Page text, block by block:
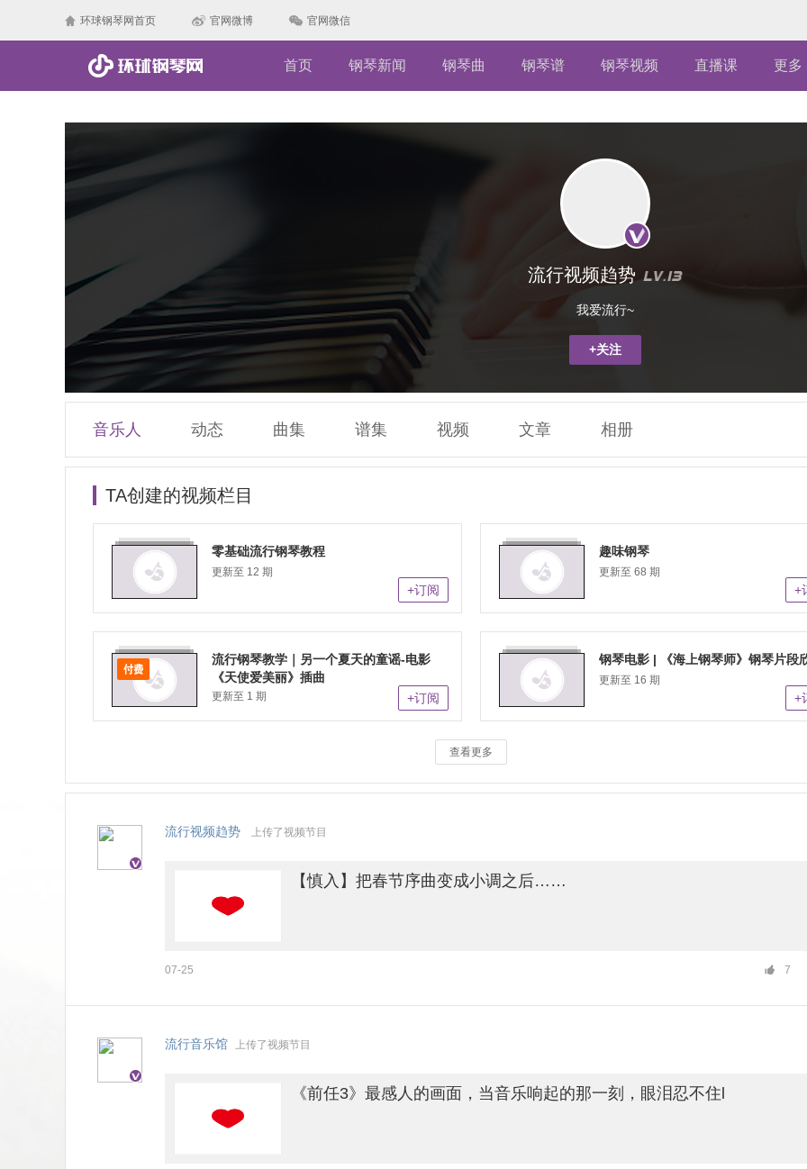
环球钢琴网首页 官网微博 官网微信
首页 钢琴新闻 钢琴曲 钢琴谱 钢琴视频 直播课 更多
流行视频趋势
我爱流行~
+关注
音乐人 动态 曲集 谱集 视频 文章 相册
TA创建的视频栏目
零基础流行钢琴教程
更新至 12 期
+订阅
趣味钢琴
更新至 68 期
+
流行钢琴教学｜另一个夏天的童谣-电影
《天使爱美丽》插曲
更新至 1 期 +订阅
钢琴电影 | 《海上钢琴师》钢琴片段
更新至 16 期
+
查看更多
流行视频趋势 上传了视频节目
【慎入】把春节序曲变成小调之后……
07-25 7
流行音乐馆 上传了视频节目
《前任3》最感人的画面，当音乐响起的那一刻，眼泪忍不住l